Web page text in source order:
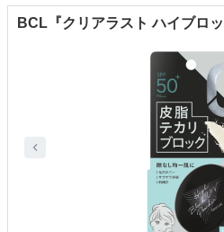
BCL『クリアラスト ハイブロ